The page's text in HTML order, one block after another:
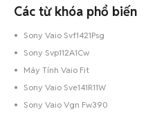
Các từ khóa phổ biến
Sony Vaio Svf1421Psg
Sony Svp112A1Cw
Máy Tính Vaio Fit
Sony Vaio Sve141R11W
Sony Vaio Vgn Fw390